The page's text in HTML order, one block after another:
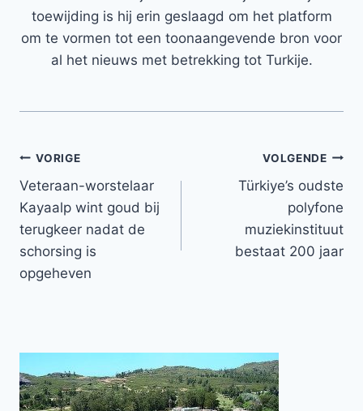
toewijding is hij erin geslaagd om het platform
om te vormen tot een toonaangevende bron voor
al het nieuws met betrekking tot Turkije.
Bericht
navigatie
VORIGE
Veteraan-worstelaar
Kayaalp wint goud bij
terugkeer nadat de
schorsing is
opgeheven
VOLGENDE
Türkiye’s oudste
polyfone
muziekinstituut
bestaat 200 jaar